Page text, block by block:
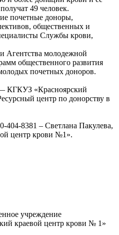
49 человек.
почетные доноры,
общественных и
Службы крови,
Агентства молодежной
общественного развития
почетных доноров.
КГКУЗ «Красноярский
центр по донорству в
404-8381 – Светлана Пакулева,
центр крови №1».
учреждение
краевой центр крови № 1»